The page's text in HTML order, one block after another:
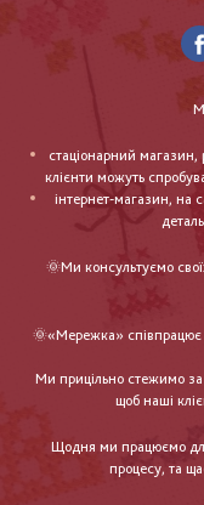
стаціонарний магазин,
клієнти можуть
інтернет-магазин, на
🌞Ми консультуємо
🌞«Мережка» співпрацює
Ми прицільно стежимо за
щоб наші
Щодня ми працюємо
процесу, та